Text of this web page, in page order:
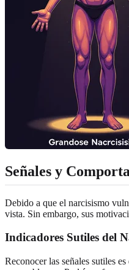
Señales y
Debido a que el narcisismo
vista. Sin embargo, sus
Indicadores Sutiles del
Reconocer las señales sutiles